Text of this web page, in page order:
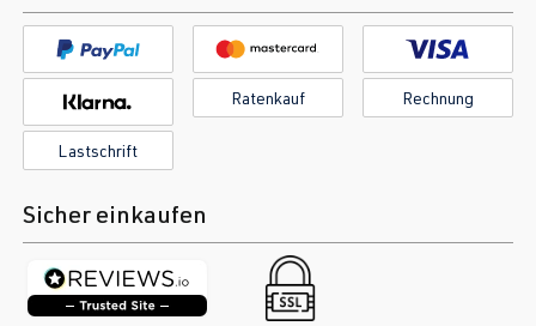
Ratenkauf Rechnung
Lastschrift
Sicher einkaufen